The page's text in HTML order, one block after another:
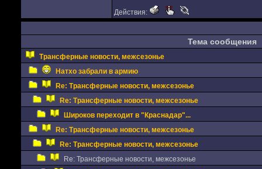
Действия:
Тема сообщения
Трансферные новости, межсезонье
Натхо забрали в армию
Re: Трансферные новости, межсезонье
Re: Трансферные новости, межсезонье
Широков переходит в "Краснадар"...
Re: Трансферные новости, межсезонье
Re: Трансферные новости, межсезонье
Re: Трансферные новости, межсезонье